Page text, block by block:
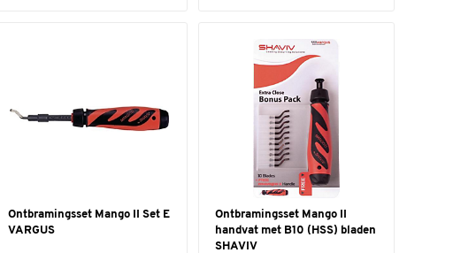
Ontbramingsset Mango II Set E
VARGUS
Ontbramingsset Mango II
handvat met B10 (HSS) bladen
SHAVIV